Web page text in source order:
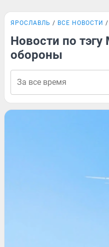
ЯРОСЛАВЛЬ ВСЕ НОВОСТИ
Новости по
обороны